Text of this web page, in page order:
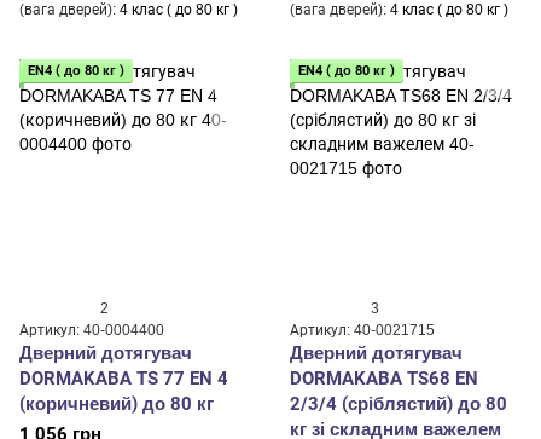
(вага дверей) 4 клас ( до 80 кг )
(вага дверей) 4 клас ( до 80 кг )
EN4 ( до 80 кг )
2
Артикул: 40-0004400
Дверний дотягувач
DORMAKABA TS 77 EN 4
(коричневий) до 80 кг
1 056 грн
EN4 ( до 80 кг )
3
Артикул: 40-0021715
Дверний дотягувач
DORMAKABA TS68 EN
2/3/4 (сріблястий) до 80
кг зі складним важелем